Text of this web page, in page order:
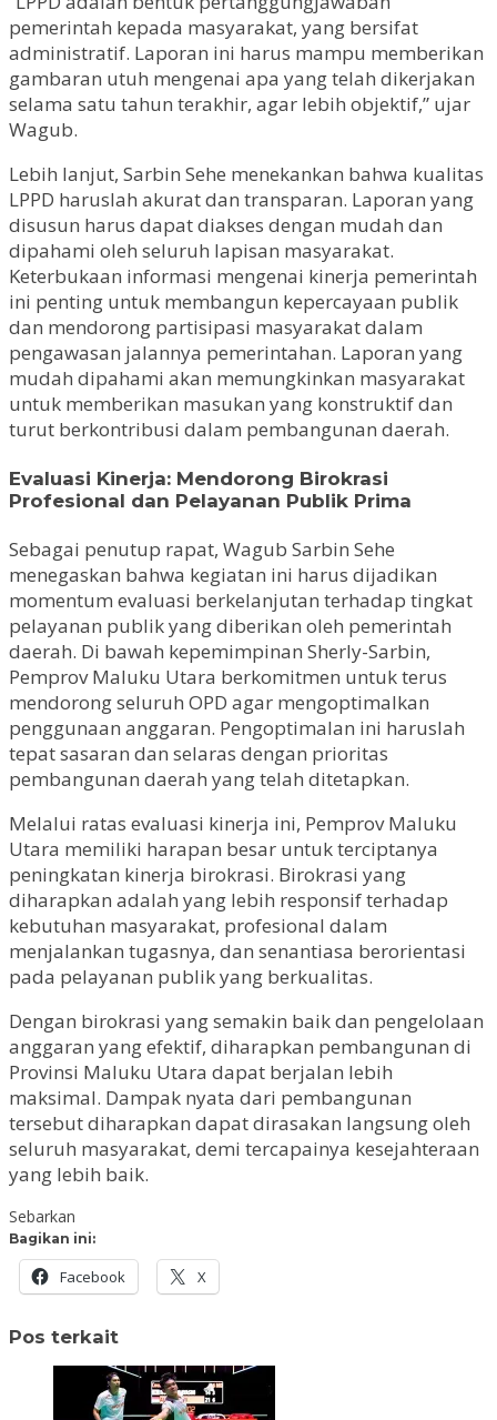
pemerintah kepada masyarakat, yang bersifat
administratif. Laporan ini harus mampu memberikan
gambaran utuh mengenai apa yang telah dikerjakan
selama satu tahun terakhir, agar lebih objektif,” ujar
Wagub.
Lebih lanjut, Sarbin Sehe menekankan bahwa kualitas
LPPD haruslah akurat dan transparan. Laporan yang
disusun harus dapat diakses dengan mudah dan
dipahami oleh seluruh lapisan masyarakat.
Keterbukaan informasi mengenai kinerja pemerintah
ini penting untuk membangun kepercayaan publik
dan mendorong partisipasi masyarakat dalam
pengawasan jalannya pemerintahan. Laporan yang
mudah dipahami akan memungkinkan masyarakat
untuk memberikan masukan yang konstruktif dan
turut berkontribusi dalam pembangunan daerah.
Evaluasi Kinerja: Mendorong Birokrasi
Profesional dan Pelayanan Publik Prima
Sebagai penutup rapat, Wagub Sarbin Sehe
menegaskan bahwa kegiatan ini harus dijadikan
momentum evaluasi berkelanjutan terhadap tingkat
pelayanan publik yang diberikan oleh pemerintah
daerah. Di bawah kepemimpinan Sherly-Sarbin,
Pemprov Maluku Utara berkomitmen untuk terus
mendorong seluruh OPD agar mengoptimalkan
penggunaan anggaran. Pengoptimalan ini haruslah
tepat sasaran dan selaras dengan prioritas
pembangunan daerah yang telah ditetapkan.
Melalui ratas evaluasi kinerja ini, Pemprov Maluku
Utara memiliki harapan besar untuk terciptanya
peningkatan kinerja birokrasi. Birokrasi yang
diharapkan adalah yang lebih responsif terhadap
kebutuhan masyarakat, profesional dalam
menjalankan tugasnya, dan senantiasa berorientasi
pada pelayanan publik yang berkualitas.
Dengan birokrasi yang semakin baik dan pengelolaan
anggaran yang efektif, diharapkan pembangunan di
Provinsi Maluku Utara dapat berjalan lebih
maksimal. Dampak nyata dari pembangunan
tersebut diharapkan dapat dirasakan langsung oleh
seluruh masyarakat, demi tercapainya kesejahteraan
yang lebih baik.
Sebarkan
Bagikan ini:
Facebook X
Pos terkait